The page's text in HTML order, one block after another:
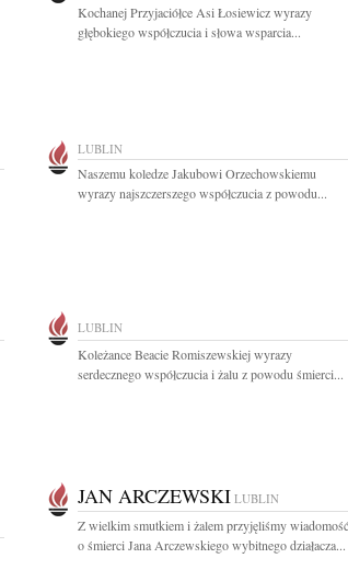
Kochanej Przyjaciółce Asi Łosiewicz wyrazy
głębokiego współczucia i słowa wsparcia...
LUBLIN
Naszemu koledze Jakubowi Orzechowskiemu
wyrazy najszczerszego współczucia z powodu...
LUBLIN
Koleżance Beacie Romiszewskiej wyrazy
serdecznego współczucia i żalu z powodu śmierci...
JAN ARCZEWSKI LUBLIN
Z wielkim smutkiem i żalem przyjęliśmy wiadomość
o śmierci Jana Arczewskiego wybitnego działacza...